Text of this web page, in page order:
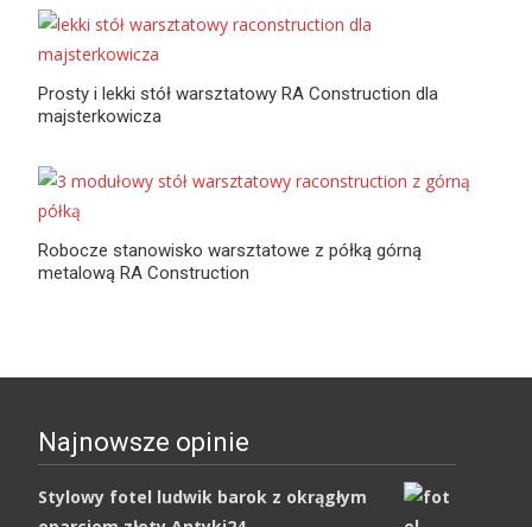
Prosty i lekki stół warsztatowy RA Construction dla
majsterkowicza
Robocze stanowisko warsztatowe z półką górną
metalową RA Construction
Najnowsze opinie
Stylowy fotel ludwik barok z okrągłym